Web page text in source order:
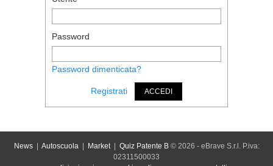
Password
Password dimenticata?
Registrati ACCEDI
News| Autoscuola| Market| Quiz Patente B© 2026 - eBrave S.r.l. P.iva:
02311500033